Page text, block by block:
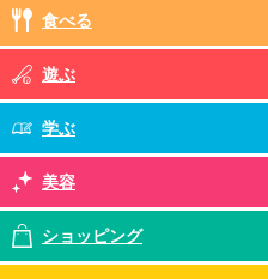
食べる
遊ぶ
学ぶ
美容
ショッピング